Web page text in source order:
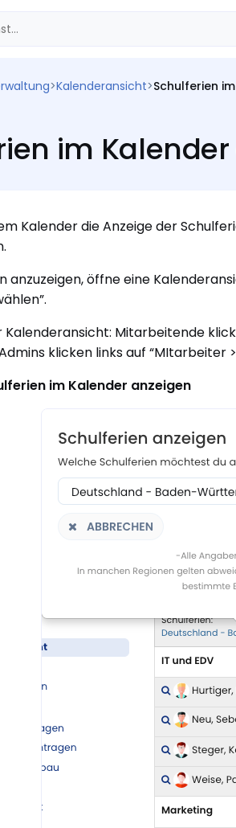
>Kalenderansicht>Schulferien
im
Kalender die Anzeige der
anzuzeigen, öffne eine
Kalenderansicht: Mitarbeitende
klicken links auf “MItarbeiter
im Kalender anzeigen